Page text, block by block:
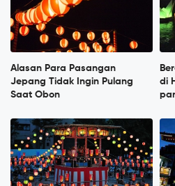
Alasan Para Pasangan
Jepang Tidak Ingin Pulang
Saat Obon
di